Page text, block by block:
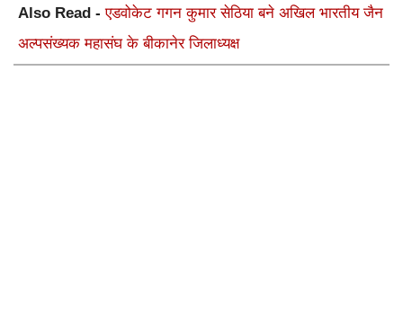
Also Read -एडवोकेट गगन कुमार सेठिया बने अखिल भारतीय जैन
अल्पसंख्यक महासंघ के बीकानेर जिलाध्यक्ष